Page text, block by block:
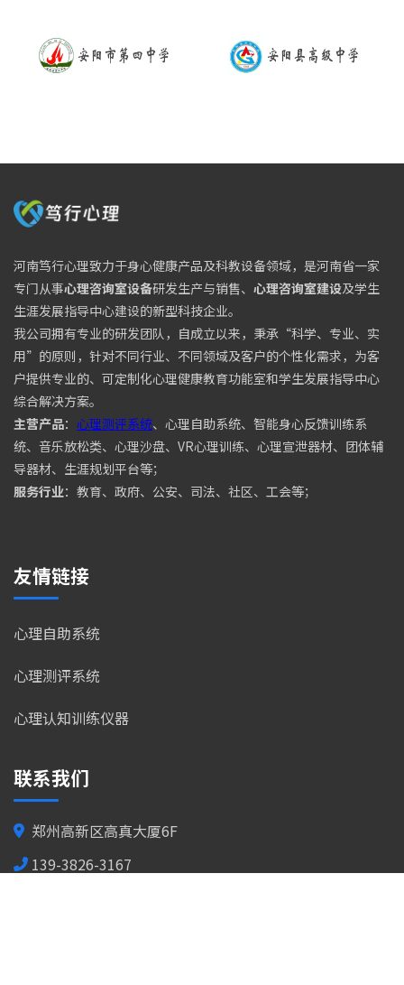
河南笃行心理致力于身心健康产品及科教设备领域，是河南省一家
专门从事心理咨询室设备研发生产与销售、 心理咨询室建设及学生
生涯发展指导中心建设的新型科技企业。
我公司拥有专业的研发团队，自成立以来，秉承“科学、专业、实
用”的原则，针对不同行业、不同领域及客户的个性化需求，为客
户提供专业的、可定制化心理健康教育功能室和学生发展指导中心
综合解决方案。
主营产品： 心理测评系统、心理自助系统、智能身心反馈训练系
统、音乐放松类、心理沙盘、VR心理训练、心理宣泄器材、团体辅
导器材、生涯规划平台等；
服务行业：教育、政府、公安、司法、社区、工会等；
友情链接
心理自助系统
心理测评系统
心理认知训练仪器
联系我们
郑州高新区高真大厦6F
139-3826-3167